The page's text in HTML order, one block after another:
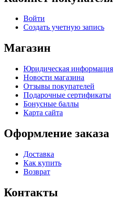
Войти
Создать учетную запись
Магазин
Юридическая информация
Новости магазина
Отзывы покупателей
Подарочные сертификаты
Бонусные баллы
Карта сайта
Оформление заказа
Доставка
Как купить
Возврат
Контакты